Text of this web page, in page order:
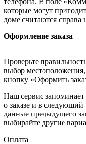
которые могут
доме считаются справа
Оформление заказа
Проверьте
выбор
кнопку «Оформить
Наш сервис
о заказе и в следующий
данные предыдущего
выбирайте другие
Оплата